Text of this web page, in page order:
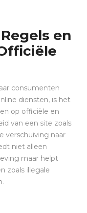
en
consumenten
diensten, is het
op officiële en
van een site zoals
verschuiving naar
niet alleen
maar helpt
zoals illegale